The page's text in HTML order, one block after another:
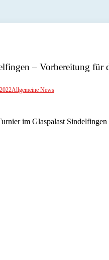
– Vorbereitung für
Allgemeine News
im Glaspalast